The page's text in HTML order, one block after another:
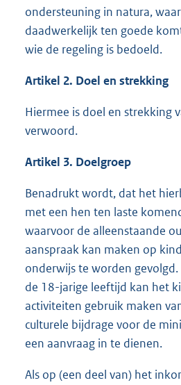
ondersteuning in natura,
daadwerkelijk ten goede
wie de regeling is bedoeld.
Artikel 2. Doel en strekking
Hiermee is doel en strekking
verwoord.
Artikel 3. Doelgroep
Benadrukt wordt, dat het
met een hen ten laste
waarvoor de alleenstaande
aanspraak kan maken op
onderwijs te worden
de 18-jarige leeftijd kan het
activiteiten gebruik maken
culturele bijdrage voor de
een aanvraag in te dienen.
Als op (een deel van) het